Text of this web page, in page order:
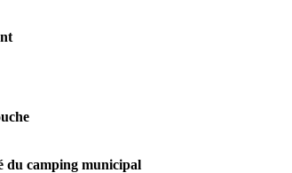
du camping municipal